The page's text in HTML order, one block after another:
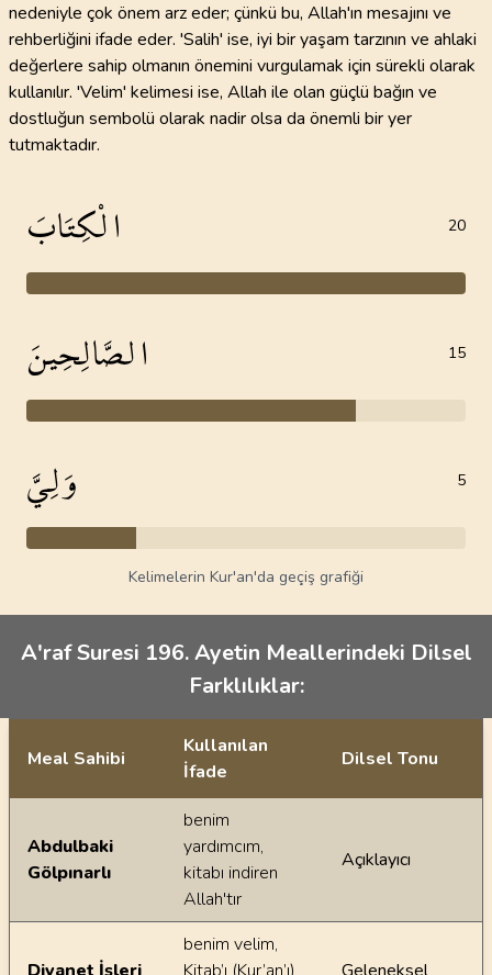
nedeniyle çok önem arz eder; çünkü bu, Allah'ın mesajını ve
rehberliğini ifade eder. 'Salih' ise, iyi bir yaşam tarzının ve ahlaki
değerlere sahip olmanın önemini vurgulamak için sürekli olarak
kullanılır. 'Velim' kelimesi ise, Allah ile olan güçlü bağın ve
dostluğun sembolü olarak nadir olsa da önemli bir yer
tutmaktadır.
الْكِتَابَ 20
الصَّالِحِينَ 15
وَلِيَّ 5
Kelimelerin Kur'an'da geçiş grafiği
A'raf Suresi 196. Ayetin Meallerindeki Dilsel
Farklılıklar:
Ayetin meallerindeki dilsel farklılıklar
Meal Sahibi
Kullanılan
İfade
Dilsel Tonu
Abdulbaki
Gölpınarlı
benim
yardımcım,
kitabı indiren
Allah'tır
Açıklayıcı
benim velim,